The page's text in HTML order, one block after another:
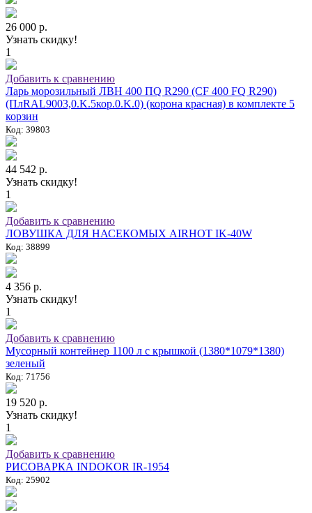
26 000 р.
Узнать скидку!
1
Добавить к сравнению
Ларь морозильный ЛВН 400 ПQ R290 (СF 400 FQ R290)
(ПлRAL9003,0.K.5кор.0.K.0) (корона красная) в комплекте 5
корзин
Код: 39803
44 542 р.
Узнать скидку!
1
Добавить к сравнению
ЛОВУШКА ДЛЯ НАСЕКОМЫХ AIRHOT IK-40W
Код: 38899
4 356 р.
Узнать скидку!
1
Добавить к сравнению
Мусорный контейнер 1100 л с крышкой (1380*1079*1380)
зеленый
Код: 71756
19 520 р.
Узнать скидку!
1
Добавить к сравнению
РИСОВАРКА INDOKOR IR-1954
Код: 25902